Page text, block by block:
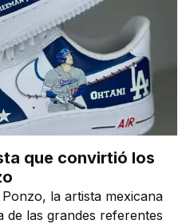
que convirtió los
la artista mexicana
las grandes referentes